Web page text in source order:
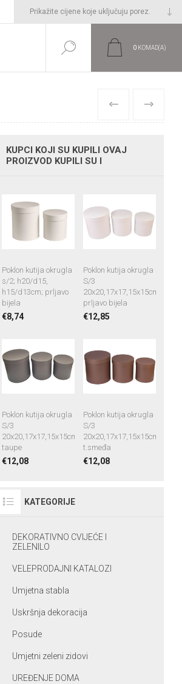
0 KOMAD(A)
PRETHODNI
SLIJEDEĆI
KUPCI KOJI SU KUPILI OVAJ
PROIZVOD KUPILI SU I
Poklon kutija okrugla
s/2; h20/d15,
h15/d13cm; prljavo
bijela
€8,74
Poklon kutija okrugla
S/3
20x20,17x17,15x15cm,
prljavo bijela
€12,85
Poklon kutija okrugla
S/3
20x20,17x17,15x15cm,
taupe
€12,08
Poklon kutija okrugla
S/3
20x20,17x17,15x15cm,
t.smeđa
€12,08
KATEGORIJE
DEKORATIVNO CVIJEĆE I
ZELENILO
VELEPRODAJNI KATALOZI
Umjetna stabla
Uskršnja dekoracija
Posude
Umjetni zeleni zidovi
UREĐENJE DOMA